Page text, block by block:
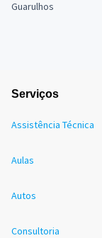
Guarulhos
Serviços
Assistência Técnica
Aulas
Autos
Consultoria